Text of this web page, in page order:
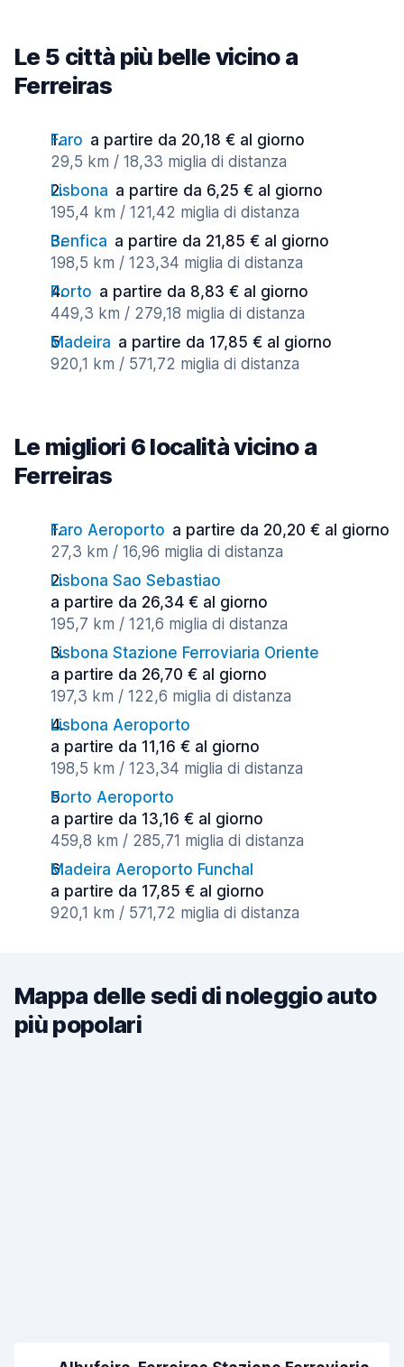
Le 5 città più belle vicino a
Ferreiras
Faro a partire da 20,18 € al giorno
29,5 km / 18,33 miglia di distanza
Lisbona a partire da 6,25 € al giorno
195,4 km / 121,42 miglia di distanza
Benfica a partire da 21,85 € al giorno
198,5 km / 123,34 miglia di distanza
Porto a partire da 8,83 € al giorno
449,3 km / 279,18 miglia di distanza
Madeira a partire da 17,85 € al giorno
920,1 km / 571,72 miglia di distanza
Le migliori 6 località vicino a
Ferreiras
Faro Aeroporto a partire da 20,20 € al giorno
27,3 km / 16,96 miglia di distanza
Lisbona Sao Sebastiao
a partire da 26,34 € al giorno
195,7 km / 121,6 miglia di distanza
Lisbona Stazione Ferroviaria Oriente
a partire da 26,70 € al giorno
197,3 km / 122,6 miglia di distanza
Lisbona Aeroporto
a partire da 11,16 € al giorno
198,5 km / 123,34 miglia di distanza
Porto Aeroporto
a partire da 13,16 € al giorno
459,8 km / 285,71 miglia di distanza
Madeira Aeroporto Funchal
a partire da 17,85 € al giorno
920,1 km / 571,72 miglia di distanza
Mappa delle sedi di noleggio auto
più popolari